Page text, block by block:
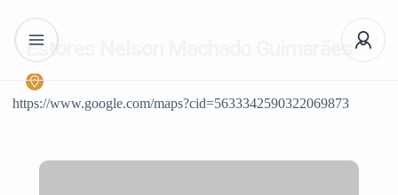
Estores Nelson Machado Guimarães
https://www.google.com/maps?cid=5633342590322069873